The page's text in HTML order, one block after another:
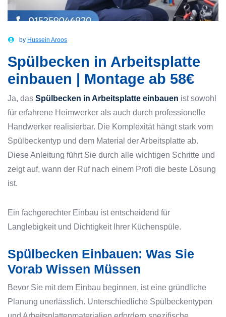
by Hussein Aroos
Spülbecken in Arbeitsplatte
einbauen | Montage ab 58€
Ja, das Spülbecken in Arbeitsplatte einbauen ist sowohl
für erfahrene Heimwerker als auch durch professionelle
Handwerker realisierbar. Die Komplexität hängt stark vom
Spülbeckentyp und dem Material der Arbeitsplatte ab.
Diese Anleitung führt Sie durch alle wichtigen Schritte und
zeigt auf, wann der Ruf nach einem Profi die beste Lösung
ist.
Ein fachgerechter Einbau ist entscheidend für
Langlebigkeit und Dichtigkeit Ihrer Küchenspüle.
Spülbecken Einbauen: Was Sie
Vorab Wissen Müssen
Bevor Sie mit dem Einbau beginnen, ist eine gründliche
Planung unerlässlich. Unterschiedliche Spülbeckentypen